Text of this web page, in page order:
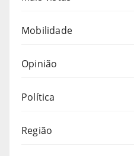
Mobilidade
Opinião
Política
Região